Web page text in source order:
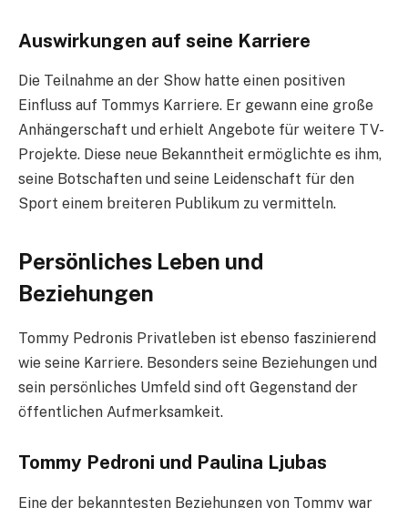
Auswirkungen auf seine Karriere
Die Teilnahme an der Show hatte einen positiven
Einfluss auf Tommys Karriere. Er gewann eine große
Anhängerschaft und erhielt Angebote für weitere TV-
Projekte. Diese neue Bekanntheit ermöglichte es ihm,
seine Botschaften und seine Leidenschaft für den
Sport einem breiteren Publikum zu vermitteln.
Persönliches Leben und
Beziehungen
Tommy Pedronis Privatleben ist ebenso faszinierend
wie seine Karriere. Besonders seine Beziehungen und
sein persönliches Umfeld sind oft Gegenstand der
öffentlichen Aufmerksamkeit.
Tommy Pedroni und Paulina Ljubas
Eine der bekanntesten Beziehungen von Tommy war